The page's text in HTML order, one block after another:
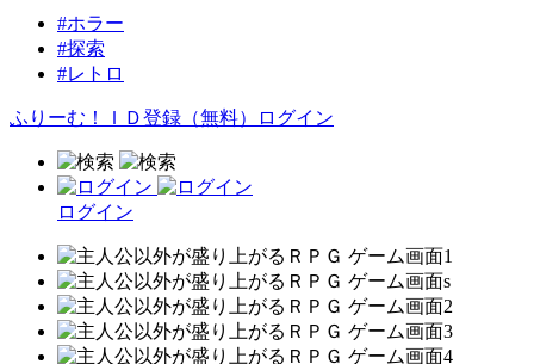
#ホラー
#探索
#レトロ
ふりーむ！ＩＤ登録（無料） ログイン
ログイン